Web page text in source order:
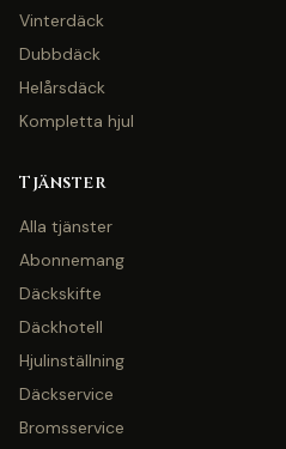
Vinterdäck
Dubbdäck
Helårsdäck
Kompletta hjul
Tjänster
Alla tjänster
Abonnemang
Däckskifte
Däckhotell
Hjulinställning
Däckservice
Bromsservice